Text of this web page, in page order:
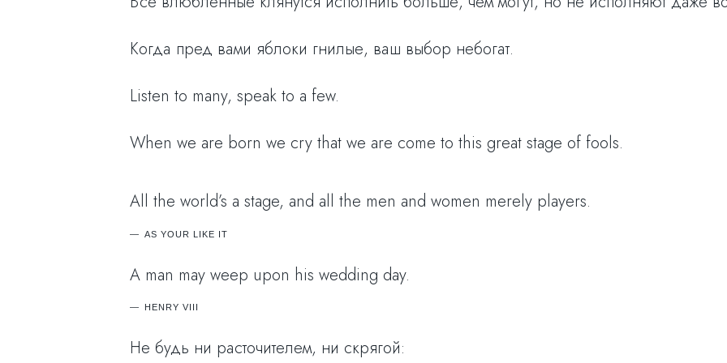
Когда пред вами яблоки гнилые, ваш выбор небогат.
Listen to many, speak to a few.
When we are born we cry that we are come to this great stage of fools.
All the world’s a stage, and all the men and women merely players.
AS YOUR LIKE IT
A man may weep upon his wedding day.
HENRY VIII
Не будь ни расточителем, ни скрягой: